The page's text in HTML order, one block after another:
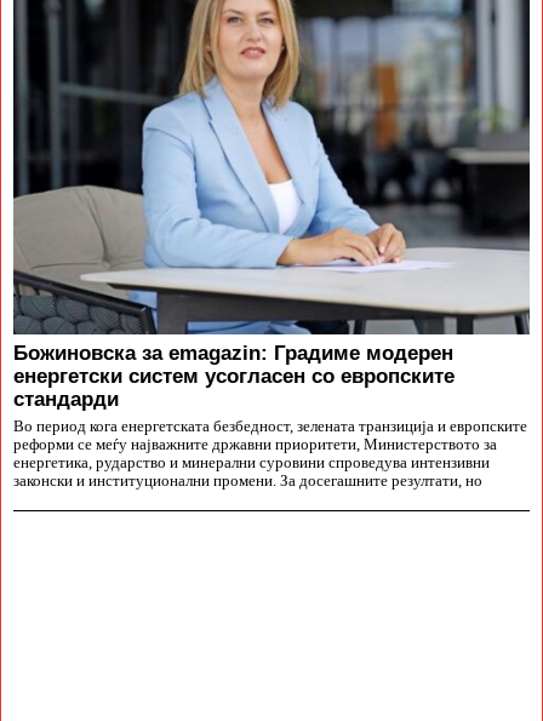
Божиновска за emagazin: Градиме модерен
енергетски систем усогласен со европските
стандарди
Во период кога енергетската безбедност, зелената транзиција и европските
реформи се меѓу најважните државни приоритети, Министерството за
енергетика, рударство и минерални суровини спроведува интензивни
законски и институционални промени. За досегашните резултати, но